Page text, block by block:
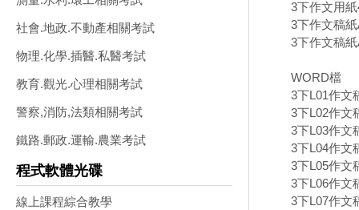
社會.地政.不動產相關考試
物理.化學.插醫.私醫考試
教育.觀光.心理相關考試
警察,消防,法類相關考試
鐵路.郵政.運輸.農業考試
程式軟體光碟
線上課程綜合教學
3下作文用
3下作文稿
3下作文稿
WORD檔
3下L01作文
3下L02作文
3下L03作文
3下L04作文
3下L05作文
3下L06作文
3下L07作文